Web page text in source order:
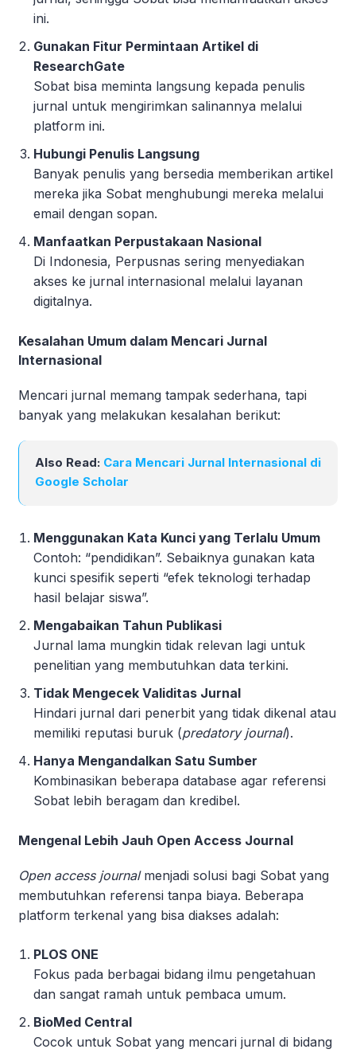
ini.
Gunakan Fitur Permintaan Artikel di
ResearchGate
Sobat bisa meminta langsung kepada penulis
jurnal untuk mengirimkan salinannya melalui
platform ini.
Hubungi Penulis Langsung
Banyak penulis yang bersedia memberikan artikel
mereka jika Sobat menghubungi mereka melalui
email dengan sopan.
Manfaatkan Perpustakaan Nasional
Di Indonesia, Perpusnas sering menyediakan
akses ke jurnal internasional melalui layanan
digitalnya.
Kesalahan Umum dalam Mencari Jurnal
Internasional
Mencari jurnal memang tampak sederhana, tapi
banyak yang melakukan kesalahan berikut:
Also Read: Cara Mencari Jurnal Internasional di
Google Scholar
Menggunakan Kata Kunci yang Terlalu Umum
Contoh: “pendidikan”. Sebaiknya gunakan kata
kunci spesifik seperti “efek teknologi terhadap
hasil belajar siswa”.
Mengabaikan Tahun Publikasi
Jurnal lama mungkin tidak relevan lagi untuk
penelitian yang membutuhkan data terkini.
Tidak Mengecek Validitas Jurnal
Hindari jurnal dari penerbit yang tidak dikenal atau
memiliki reputasi buruk (predatory journal).
Hanya Mengandalkan Satu Sumber
Kombinasikan beberapa database agar referensi
Sobat lebih beragam dan kredibel.
Mengenal Lebih Jauh Open Access Journal
Open access journalmenjadi solusi bagi Sobat yang
membutuhkan referensi tanpa biaya. Beberapa
platform terkenal yang bisa diakses adalah:
PLOS ONE
Fokus pada berbagai bidang ilmu pengetahuan
dan sangat ramah untuk pembaca umum.
BioMed Central
Cocok untuk Sobat yang mencari jurnal di bidang